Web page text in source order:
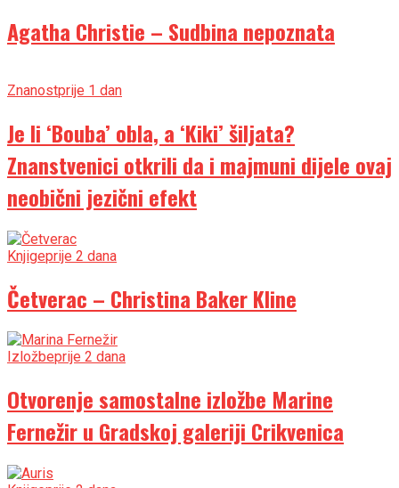
Agatha Christie – Sudbina nepoznata
Znanostprije 1 dan
Je li ‘Bouba’ obla, a ‘Kiki’ šiljata?
Znanstvenici otkrili da i majmuni dijele ovaj
neobični jezični efekt
Knjigeprije 2 dana
Četverac – Christina Baker Kline
Izložbeprije 2 dana
Otvorenje samostalne izložbe Marine
Fernežir u Gradskoj galeriji Crikvenica